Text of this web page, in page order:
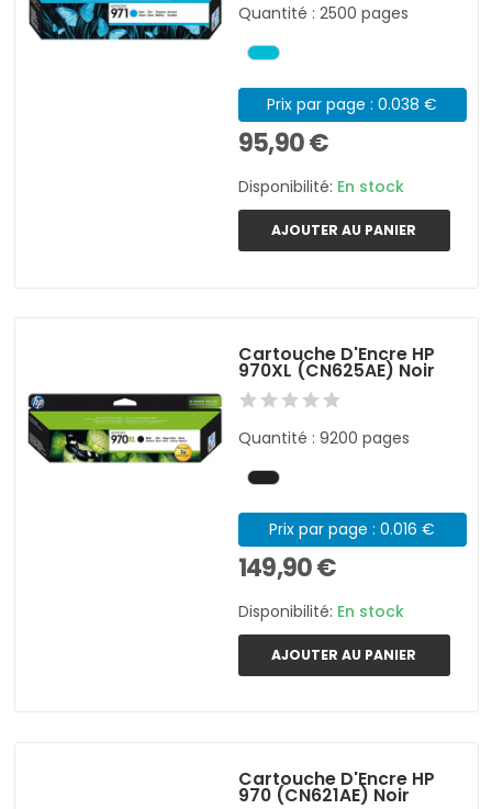
Quantité : 2500 pages
Prix par page : 0.038 €
95,90 €
Disponibilité: En stock
AJOUTER AU PANIER
Cartouche D'Encre HP
970XL (CN625AE) Noir
Quantité : 9200 pages
Prix par page : 0.016 €
149,90 €
Disponibilité: En stock
AJOUTER AU PANIER
Cartouche D'Encre HP
970 (CN621AE) Noir